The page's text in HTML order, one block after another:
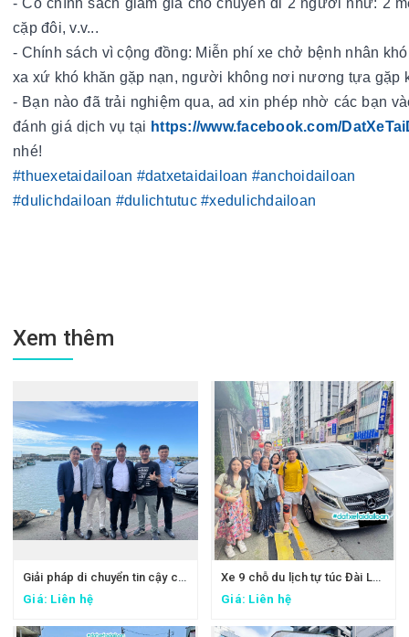
- Có chính sách giảm giá cho chuyến đi 2 người như: 2
cặp đôi, v.v...
- Chính sách vì cộng đồng: Miễn phí xe chở bệnh nhân
xa xứ khó khăn gặp nạn, người không nơi nương tựa gặp
- Bạn nào đã trải nghiệm qua, ad xin phép nhờ các bạn
đánh giá dịch vụ tại https://www.facebook.com/
nhé!
#thuexetaidailoan #datxetaidailoan #anchoidailoan
#dulichdailoan #dulichtutuc #xedulichdailoan
Xem thêm
Giải pháp di chuyển tin cậy cho đoàn công tác FPT: Đặt xe tại Đài Loan
Giá: Liên hệ
Xe 9 chỗ du lịch tự túc Đài Loan - Xe đi Thập Phần, Cửu Phần
Giá: Liên hệ